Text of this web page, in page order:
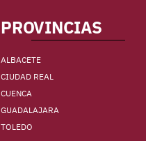
PROVINCIAS
ALBACETE
CIUDAD REAL
CUENCA
GUADALAJARA
TOLEDO